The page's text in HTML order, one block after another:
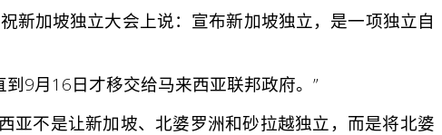
加坡独立大会上说：宣布新加坡独立，是一项独立自
9月16日才移交给马来西亚联邦政府。”
不是让新加坡、北婆罗洲和砂拉越独立，而是将北婆